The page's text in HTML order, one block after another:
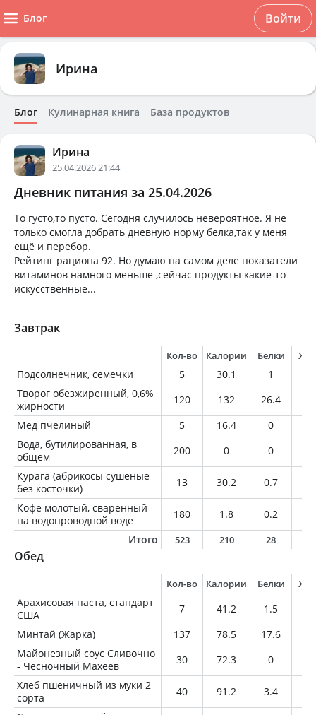
Блог Войти
Ирина
Блог Кулинарная книга База продуктов
Ирина
25.04.2026 21:44
Дневник питания за 25.04.2026
То густо,то пусто. Сегодня случилось невероятное. Я не
только смогла добрать дневную норму белка,так у меня
ещё и перебор.
Рейтинг рациона 92. Но думаю на самом деле показатели
витаминов намного меньше ,сейчас продукты какие-то
искусственные...
Завтрак
Кол-во Калории Белки
Подсолнечник, семечки 5 30.1 1
Творог обезжиренный, 0,6%
жирности
120 132 26.4
Мед пчелиный
5 16.4 0
Вода, бутилированная, в
общем
200 0 0
Курага (абрикосы сушеные
без косточки)
13 30.2 0.7
Кофе молотый, сваренный
на водопроводной воде
180 1.8 0.2
Итого
523 210 28
Обед
Кол-во Калории Белки
Арахисовая паста, стандарт
США
7 41.2 1.5
Минтай (Жарка)
137 78.5 17.6
Майонезный соус Сливочно
- Чесночный Махеев
30 72.3 0
Хлеб пшеничный из муки 2
сорта
40 91.2 3.4